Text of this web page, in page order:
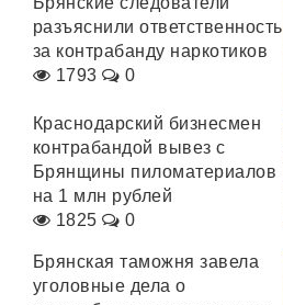
разъяснили ответственность
за контрабанду наркотиков
1793
0
Краснодарский бизнесмен
контрабандой вывез с
Брянщины пиломатериалов
на 1 млн рублей
1825
0
Брянская таможня завела
уголовные дела о